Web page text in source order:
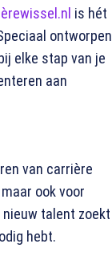
is hét
ontworpen
elke stap van je
aan
van carrière
ook voor
talent zoekt
hebt​​.